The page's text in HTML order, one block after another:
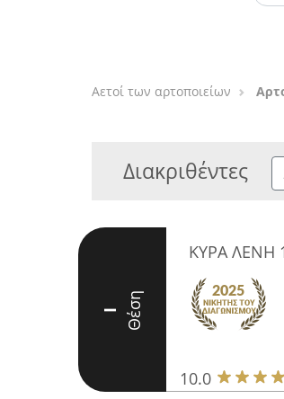
Αετοί των αρτοποιείων
Διακριθέντες
I Θέση
ΚΥΡΑ ΛΕΝΗ
10.0